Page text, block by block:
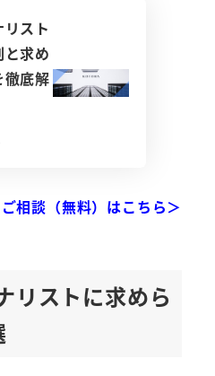
スト
と求め
徹底解
相談（無料）はこちら＞
リストに求めら